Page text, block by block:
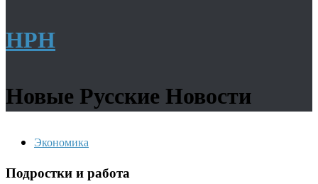
НРН
Новые Русские Новости
Экономика
Подростки и работа